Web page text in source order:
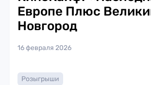
Европе Плюс
Новгород
16 февраля 2026
Розыгрыши